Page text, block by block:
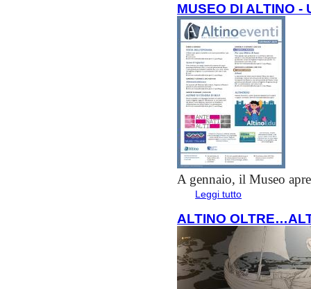
MUSEO DI ALTINO -
A gennaio, il Museo apre
Leggi tutto
ALTINO